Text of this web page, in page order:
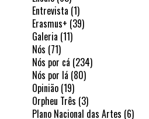
Entrevista (1)
Erasmus+ (39)
Galeria (11)
Nós (71)
Nós por cá (234)
Nós por lá (80)
Opinião (19)
Orpheu Três (3)
Plano Nacional das Artes (6)